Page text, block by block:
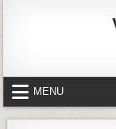
MENU